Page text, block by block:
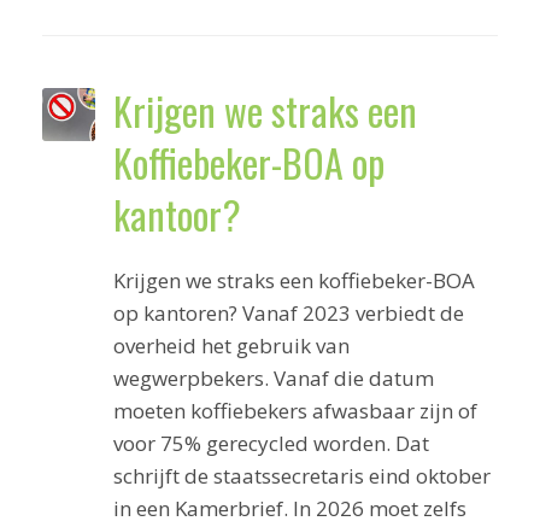
Krijgen we straks een
Koffiebeker-BOA op
kantoor?
Krijgen we straks een koffiebeker-BOA
op kantoren? Vanaf 2023 verbiedt de
overheid het gebruik van
wegwerpbekers. Vanaf die datum
moeten koffiebekers afwasbaar zijn of
voor 75% gerecycled worden. Dat
schrijft de staatssecretaris eind oktober
in een Kamerbrief. In 2026 moet zelfs